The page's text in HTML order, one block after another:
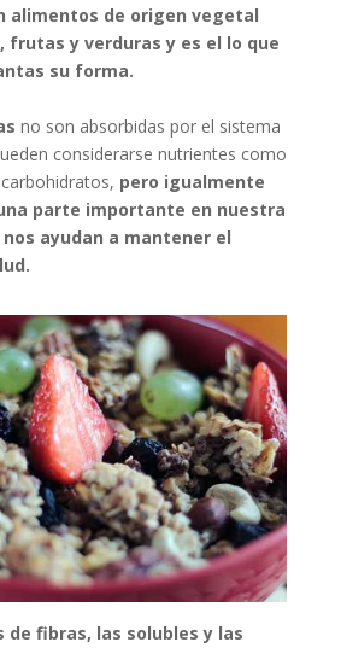
alimentos de origen vegetal
frutas y verduras y es el lo que
su forma.
no son absorbidas por el sistema
considerarse nutrientes como
pero igualmente
parte importante en nuestra
ayudan a mantener el
de fibras, las solubles y las